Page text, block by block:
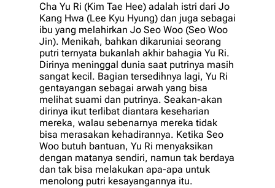
Cha Yu Ri (Kim Tae Hee) adalah istri dari Jo
Kang Hwa (Lee Kyu Hyung) dan juga sebagai
ibu yang melahirkan Jo Seo Woo (Seo Woo
Jin). Menikah, bahkan dikaruniai seorang
putri ternyata bukanlah akhir bahagia Yu Ri.
Dirinya meninggal dunia saat putrinya masih
sangat kecil. Bagian tersedihnya lagi, Yu Ri
gentayangan sebagai arwah yang bisa
melihat suami dan putrinya. Seakan-akan
dirinya ikut terlibat diantara keseharian
mereka, walau sebenarnya mereka tidak
bisa merasakan kehadirannya. Ketika Seo
Woo butuh bantuan, Yu Ri menyaksikan
dengan matanya sendiri, namun tak berdaya
dan tak bisa melakukan apa-apa untuk
menolong putri kesayangannya itu.